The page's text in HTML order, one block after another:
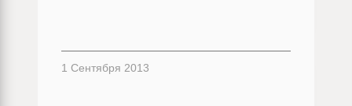
1 Сентября 2013